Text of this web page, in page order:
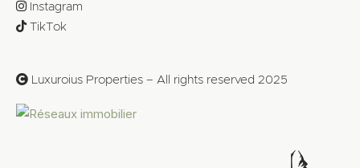
Instagram
TikTok
Luxuroius Properties – All rights reserved 2025